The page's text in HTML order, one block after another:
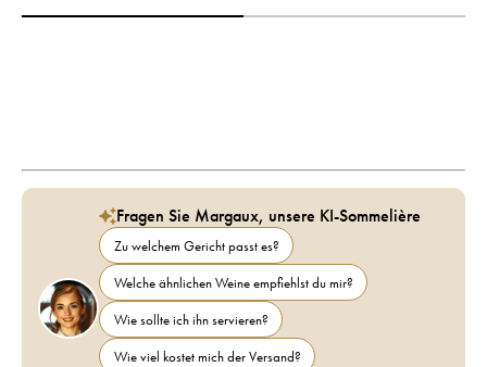
Fragen Sie Margaux, unsere KI-Sommelière
Zu welchem Gericht passt es?
Welche ähnlichen Weine empfiehlst du mir?
Wie sollte ich ihn servieren?
Wie viel kostet mich der Versand?